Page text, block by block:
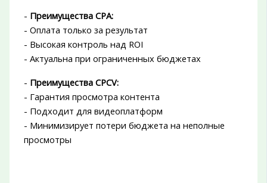
- Преимущества CPA:
- Оплата только за результат
- Высокая контроль над ROI
- Актуальна при ограниченных бюджетах
- Преимущества CPCV:
- Гарантия просмотра контента
- Подходит для видеоплатформ
- Минимизирует потери бюджета на неполные
просмотры